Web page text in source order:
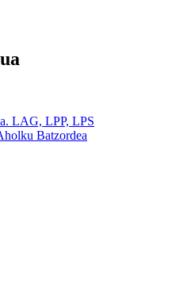
LAG, LPP, LPS
Batzordea